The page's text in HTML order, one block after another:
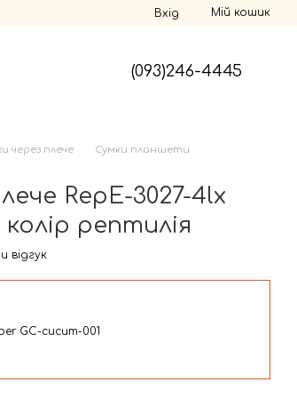
Вхід Мій кошик
(093)246-4445
через плече
Сумки планшети
RepE-3027-4lx
рептилія
відгук
GC-cucum-001